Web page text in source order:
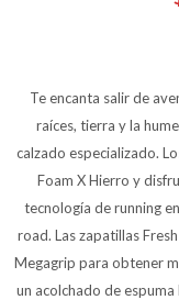
Te encanta salir de
raíces, tierra y la
calzado especializado.
Foam X Hierro y
tecnología de running
road. Las zapatillas
Megagrip para obtener
un acolchado de